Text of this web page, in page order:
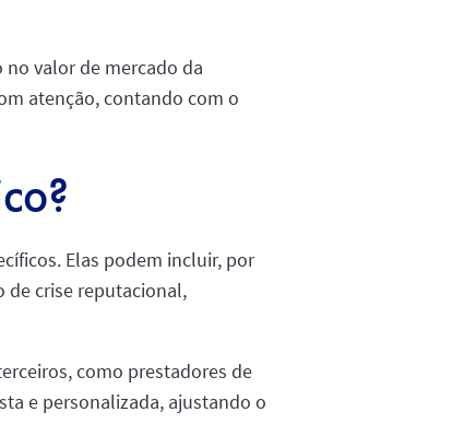
valor de mercado da
atenção, contando com o
Elas podem incluir, por
de crise reputacional,
como prestadores de
e personalizada, ajustando o